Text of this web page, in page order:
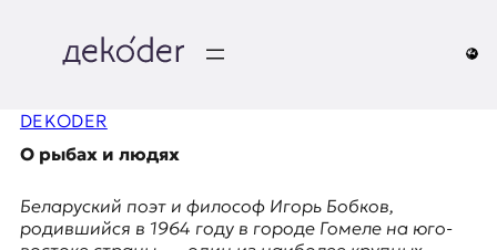
содержимому
e
k
o
DEKODER
О рыбах и людях
Беларуский поэт и философ Игорь Бобков,
родившийся в 1964 году в городе Гомеле на юго-